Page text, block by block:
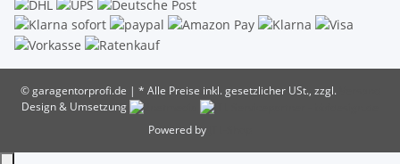
© garagentorprofi.de | * Alle Preise inkl. gesetzlicher USt., zzgl.
Design & Umsetzung
Powered by